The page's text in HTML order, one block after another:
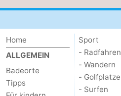
Haamstede
Natur
van
Schouwen
Wetter
Home
ALLGEMEIN
Badeorte
Tipps
Sport
- Radfahren
- Wandern
- Golfplatze
- Surfen